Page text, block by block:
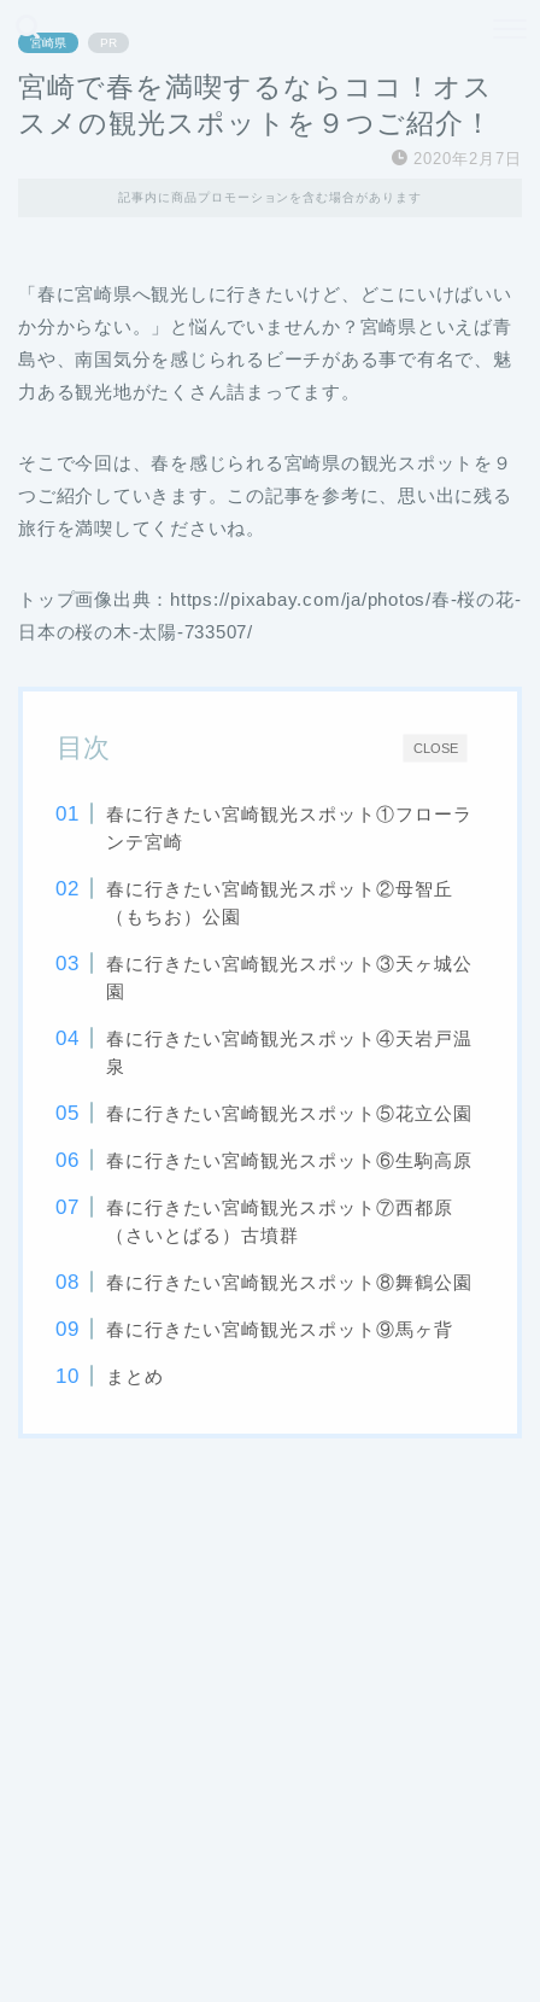
宮崎県 PR
宮崎で春を満喫するならココ！オス
スメの観光スポットを９つご紹介！
2020年2月7日
記事内に商品プロモーションを含む場合があります
「春に宮崎県へ観光しに行きたいけど、どこにいけばいい
か分からない。」と悩んでいませんか？宮崎県といえば青
島や、南国気分を感じられるビーチがある事で有名で、魅
力ある観光地がたくさん詰まってます。
そこで今回は、春を感じられる宮崎県の観光スポットを９
つご紹介していきます。この記事を参考に、思い出に残る
旅行を満喫してくださいね。
トップ画像出典：https://pixabay.com/ja/photos/春-桜の花-
日本の桜の木-太陽-733507/
CLOSE
目次
春に行きたい宮崎観光スポット①フローラ
ンテ宮崎
春に行きたい宮崎観光スポット②母智丘
（もちお）公園
春に行きたい宮崎観光スポット③天ヶ城公
園
春に行きたい宮崎観光スポット④天岩戸温
泉
春に行きたい宮崎観光スポット⑤花立公園
春に行きたい宮崎観光スポット⑥生駒高原
春に行きたい宮崎観光スポット⑦西都原
（さいとばる）古墳群
春に行きたい宮崎観光スポット⑧舞鶴公園
春に行きたい宮崎観光スポット⑨馬ヶ背
まとめ